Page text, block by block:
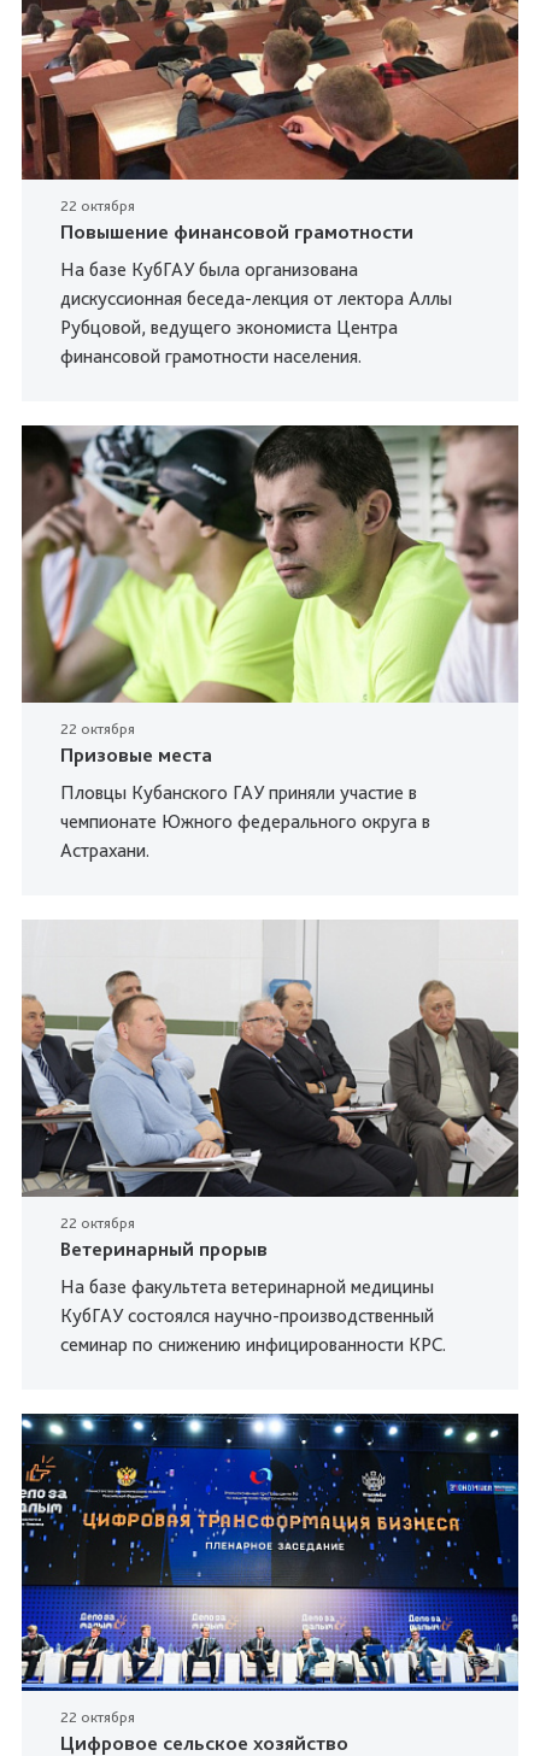
22 октября
Повышение финансовой грамотности
На базе КубГАУ была организована
дискуссионная беседа-лекция от лектора Аллы
Рубцовой, ведущего экономиста Центра
финансовой грамотности населения.
22 октября
Призовые места
Пловцы Кубанского ГАУ приняли участие в
чемпионате Южного федерального округа в
Астрахани.
22 октября
Ветеринарный прорыв
На базе факультета ветеринарной медицины
КубГАУ состоялся научно-производственный
семинар по снижению инфицированности КРС.
22 октября
Цифровое сельское хозяйство